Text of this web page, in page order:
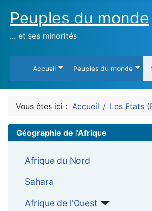
Peuples du monde
... et ses minorités
Accueil Peuples du monde
Vous êtes ici : Accueil Les Etats
Géographie de l'Afrique
Afrique du Nord
Sahara
Afrique de l'Ouest